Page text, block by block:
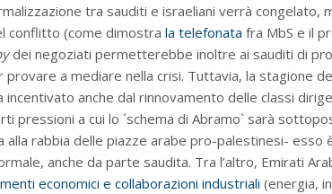
tra sauditi e israeliani verrà congelato,
conflitto (come dimostra la telefonata fra MbS e il
dei negoziati permetterebbe inoltre ai sauditi di
provare a mediare nella crisi. Tuttavia, la stagione
anche dal rinnovamento delle classi
pressioni a cui lo ´schema di Abramo` sarà
alla rabbia delle piazze arabe pro-palestinesi-
anche da parte saudita. Tra l’altro, Emirati
economici e collaborazioni industriali (energia,